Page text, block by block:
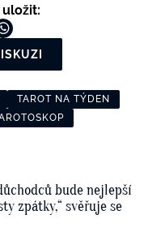
TAROT NA TÝDEN
bude nejlepší
zpátky,“ svěřuje se